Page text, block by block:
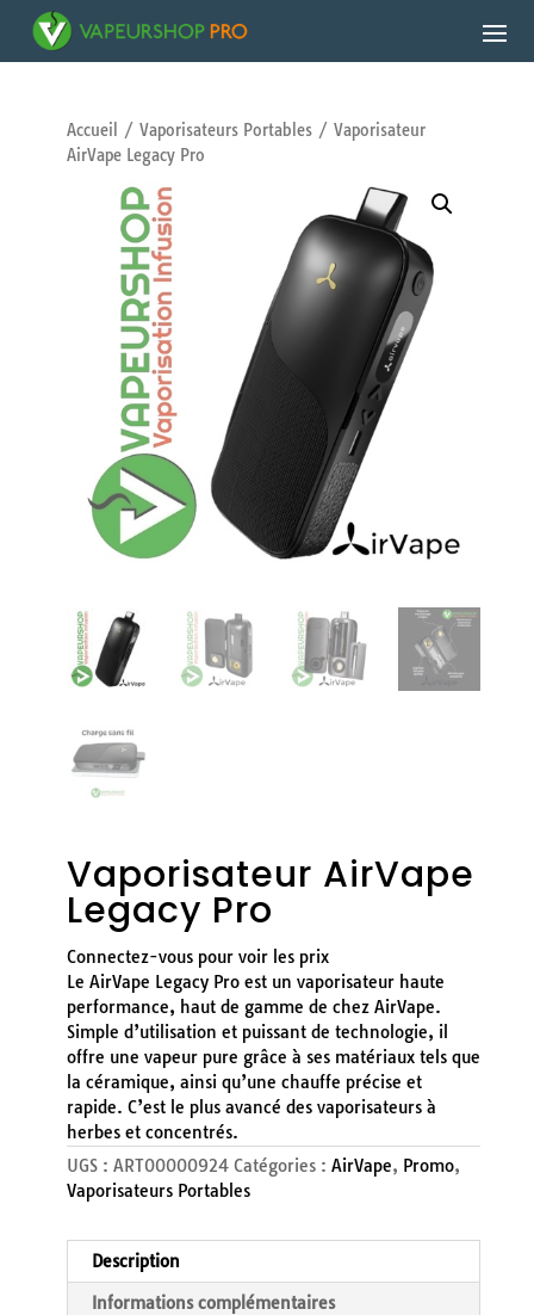
Accueil / Vaporisateurs Portables/ Vaporisateur
AirVape Legacy Pro
Vaporisateur AirVape
Legacy Pro
Connectez-vous pour voir les prix
Le AirVape Legacy Pro est un vaporisateur haute
performance, haut de gamme de chez AirVape.
Simple d’utilisation et puissant de technologie, il
offre une vapeur pure grâce à ses matériaux tels que
la céramique, ainsi qu’une chauffe précise et
rapide. C’est le plus avancé des vaporisateurs à
herbes et concentrés.
UGS : ART00000924 Catégories : AirVape, Promo,
Vaporisateurs Portables
Description
Informations complémentaires